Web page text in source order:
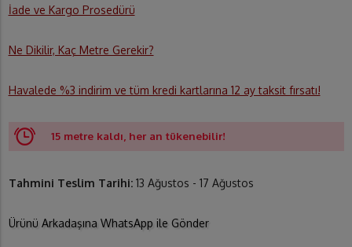
İade ve Kargo Prosedürü
Ne Dikilir, Kaç Metre Gerekir?
Havalede %3 indirim ve tüm kredi kartlarına 12 ay taksit fırsatı!
15 metre kaldı, her an tükenebilir!
Tahmini Teslim Tarihi: 13 Ağustos - 17 Ağustos
Ürünü Arkadaşına WhatsApp ile Gönder